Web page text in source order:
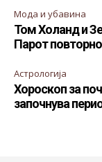
Мода и убавина
Том Холанд и
Парот
Астрологија
Хороскоп за
започнува